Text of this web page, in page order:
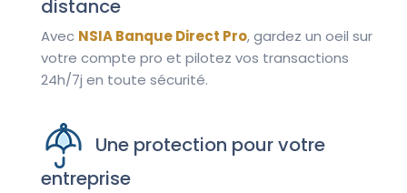
distance
Avec NSIA Banque Direct Pro, gardez un oeil sur
votre compte pro et pilotez vos transactions
24h/7j en toute sécurité.
Une protection pour votre
entreprise